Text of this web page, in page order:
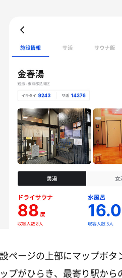
ページの上部にマップボ
プがひらき、最寄り駅か